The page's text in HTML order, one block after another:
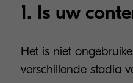
1. Is uw
Het is niet
verschillende stadia